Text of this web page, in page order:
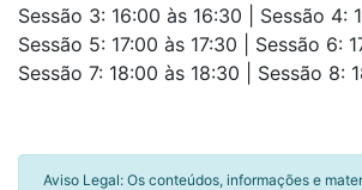
Sessão 3: 16:00 às 16:30 | Sessão 4:
Sessão 5: 17:00 às 17:30 | Sessão 6:
Sessão 7: 18:00 às 18:30 | Sessão 8:
Aviso Legal: Os conteúdos, informações e